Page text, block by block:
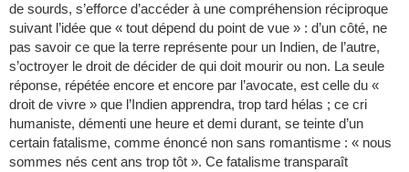
de sourds, s’efforce d’accéder à une compréhension réciproque
suivant l’idée que « tout dépend du point de vue » : d’un côté, ne
pas savoir ce que la terre représente pour un Indien, de l’autre,
s’octroyer le droit de décider de qui doit mourir ou non. La seule
réponse, répétée encore et encore par l’avocate, est celle du «
droit de vivre » que l’Indien apprendra, trop tard hélas ; ce cri
humaniste, démenti une heure et demi durant, se teinte d’un
certain fatalisme, comme énoncé non sans romantisme : « nous
sommes nés cent ans trop tôt ». Ce fatalisme transparaît